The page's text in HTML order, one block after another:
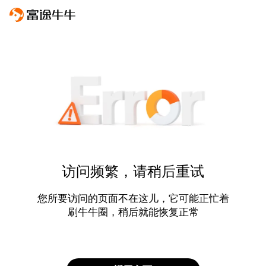
访问频繁，请稍后重试
您所要访问的页面不在这儿，它可能正忙着
刷牛牛圈，稍后就能恢复正常